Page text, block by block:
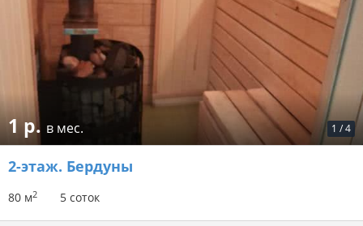
1 /4
1 р. в мес.
2-этаж. Бердуны
80 м2 5 соток